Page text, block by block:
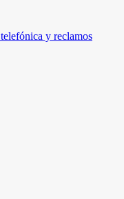
y reclamos